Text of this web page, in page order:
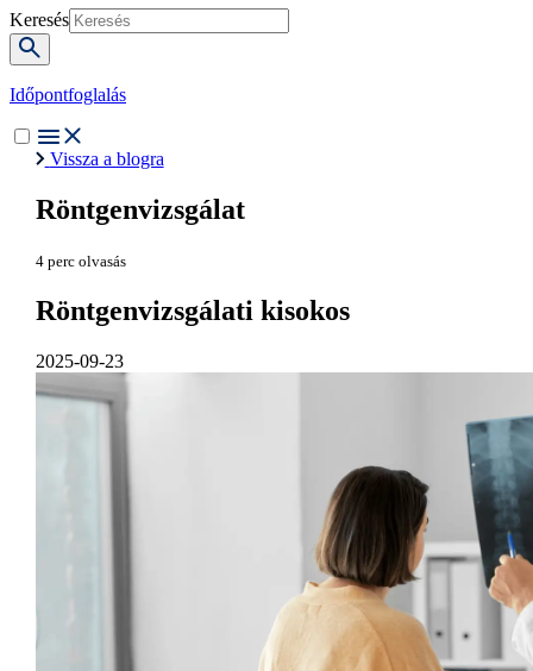
Keresés
Időpontfoglalás
Vissza a blogra
Röntgenvizsgálat
4 perc olvasás
Röntgenvizsgálati kisokos
2025-09-23